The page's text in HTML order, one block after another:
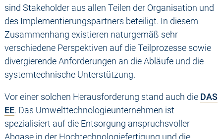
sind Stakeholder aus allen Teilen der Organisation und
des Implementierungspartners beteiligt. In diesem
Zusammenhang existieren naturgemäß sehr
verschiedene Perspektiven auf die Teilprozesse sowie
divergierende Anforderungen an die Abläufe und die
systemtechnische Unterstützung.
Vor einer solchen Herausforderung stand auch die DAS
EE. Das Umwelttechnologieunternehmen ist
spezialisiert auf die Entsorgung anspruchsvoller
Abgase in der Hochtechnologiefertigung und die